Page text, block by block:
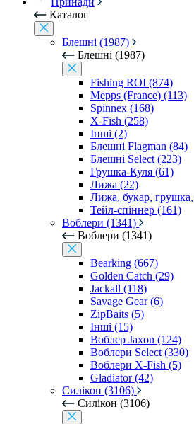
Каталог
Блешні (1987)
Блешні (1987)
Fishing ROI (874)
Mepps (France) (113)
Spinnex (168)
X-Fish (258)
Інші (2)
Блешні Flagman (84)
Блешні Select (223)
Грушка-Куля (61)
Лижа (22)
Лижа, букар, грушка,
Тейл-спіннер (161)
Воблери (1341)
Воблери (1341)
Bearking (667)
Golden Catch (29)
Jackall (118)
Savage Gear (6)
ZipBaits (5)
Інші (15)
Воблер Jaxon (124)
Воблери Select (330)
Воблери X-Fish (5)
Gladiator (42)
Силікон (3106)
Силікон (3106)